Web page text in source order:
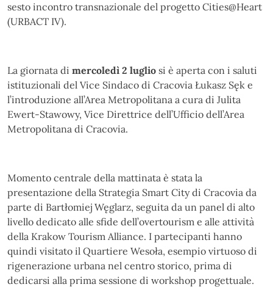
sesto incontro transnazionale del progetto Cities@Heart
(URBACT IV).
La giornata di mercoledì 2 luglio si è aperta con i saluti
istituzionali del Vice Sindaco di Cracovia Łukasz Sęk e
l’introduzione all’Area Metropolitana a cura di Julita
Ewert-Stawowy, Vice Direttrice dell’Ufficio dell’Area
Metropolitana di Cracovia.
Momento centrale della mattinata è stata la
presentazione della Strategia Smart City di Cracovia da
parte di Bartłomiej Węglarz, seguita da un panel di alto
livello dedicato alle sfide dell’overtourism e alle attività
della Krakow Tourism Alliance. I partecipanti hanno
quindi visitato il Quartiere Wesoła, esempio virtuoso di
rigenerazione urbana nel centro storico, prima di
dedicarsi alla prima sessione di workshop progettuale.